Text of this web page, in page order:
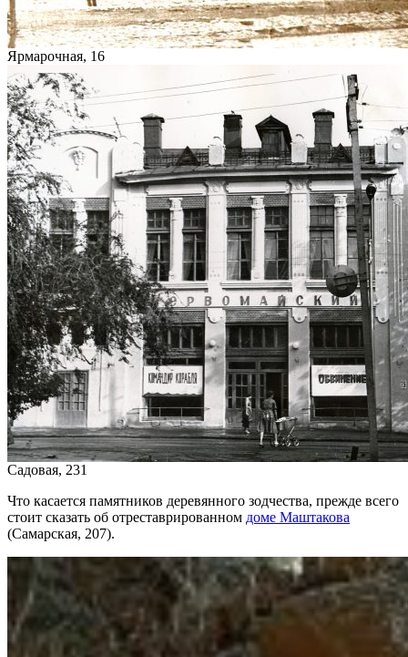
Ярмарочная, 16
Садовая, 231
Что касается памятников деревянного зодчества, прежде всего
стоит сказать об отреставрированном доме Маштакова
(Самарская, 207).